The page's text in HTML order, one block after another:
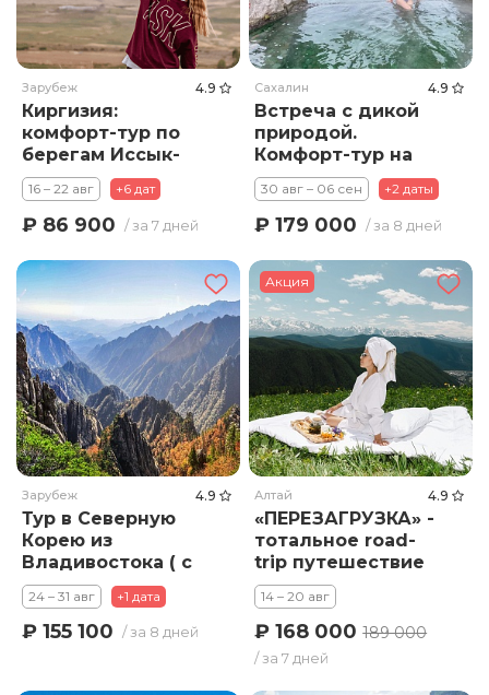
Зарубеж 4.9
Киргизия:
комфорт-тур по
берегам Иссык-
Куля
16 – 22 авг +6 дат
₽ 86 900 / за 7 дней
Сахалин 4.9
Встреча с дикой
природой.
Комфорт-тур на
Сахалин и Курилы,
о. Итуруп - 8 дней
30 авг – 06 сен +2 даты
₽ 179 000 / за 8 дней
Зарубеж 4.9
Тур в Северную
Корею из
Владивостока ( с
перелетом)
24 – 31 авг +1 дата
₽ 155 100 / за 8 дней
Акция
Алтай 4.9
«ПЕРЕЗАГРУЗКА» -
тотальное road-
trip путешествие
по Алтаю
14 – 20 авг
₽ 168 000189 000
/ за 7 дней